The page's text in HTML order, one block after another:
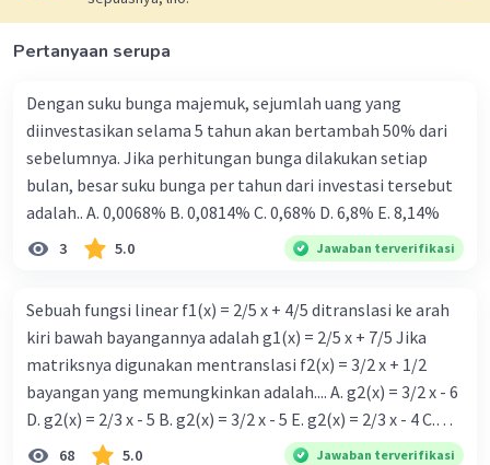
Pertanyaan serupa
Dengan suku bunga majemuk, sejumlah uang yang
diinvestasikan selama 5 tahun akan bertambah 50% dari
sebelumnya. Jika perhitungan bunga dilakukan setiap
bulan, besar suku bunga per tahun dari investasi tersebut
adalah.. A. 0,0068% B. 0,0814% C. 0,68% D. 6,8% Ε. 8,14%
3 5.0 Jawaban terverifikasi
Sebuah fungsi linear f1(x) = 2/5 x + 4/5 ditranslasi ke arah
kiri bawah bayangannya adalah g1(x) = 2/5 x + 7/5 Jika
matriksnya digunakan mentranslasi f2(x) = 3/2 x + 1/2
bayangan yang memungkinkan adalah.... A. g2(x) = 3/2 x - 6
D. g2(x) = 2/3 x - 5 B. g2(x) = 3/2 x - 5 E. g2(x) = 2/3 x - 4 C.
g{2}(x) = 3/2 x + 5
68 5.0 Jawaban terverifikasi